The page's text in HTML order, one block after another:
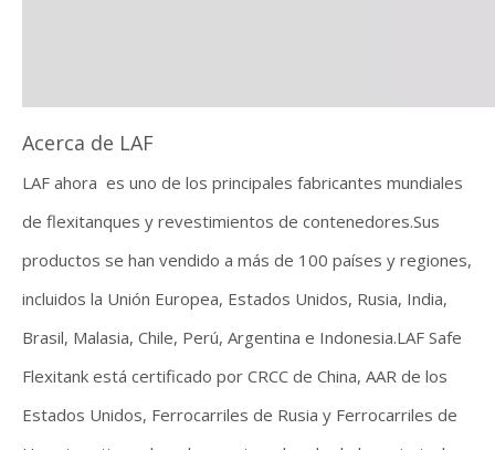
Acerca de LAF
LAF ahora es uno de los principales fabricantes mundiales
de flexitanques y revestimientos de contenedores.Sus
productos se han vendido a más de 100 países y regiones,
incluidos la Unión Europea, Estados Unidos, Rusia, India,
Brasil, Malasia, Chile, Perú, Argentina e Indonesia.LAF Safe
Flexitank está certificado por CRCC de China, AAR de los
Estados Unidos, Ferrocarriles de Rusia y Ferrocarriles de